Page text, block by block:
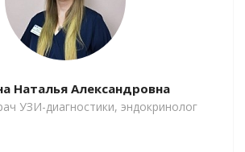
Наталья Александровна
УЗИ-диагностики, эндокринолог